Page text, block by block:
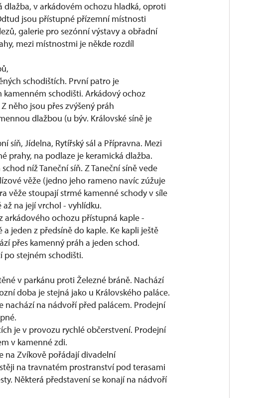
v arkádovém ochozu hladká, oproti
jsou přístupné přízemní místnosti
galerie pro sezónní výstavy a obřadní
mezi místnostmi je někde rozdíl
schodištích. První patro je
schodišti. Arkádový ochoz
něho jsou přes zvýšený práh
dlažbou (u býv. Královské síně je
síň, Jídelna, Rytířský sál a Přípravna. Mezi
prahy, na podlaze je keramická dlažba.
níž Taneční síň. Z Taneční síně vede
věže (jedno jeho rameno navíc zúžuje
věže stoupají strmé kamenné schody v síle
na její vrchol - vyhlídku.
arkádového ochozu přístupná kaple -
jeden z předsíně do kaple. Ke kapli ještě
přes kamenný práh a jeden schod.
po stejném schodišti.
v parkánu proti Železné bráně. Nachází
doba je stejná jako u Královského paláce.
nachází na nádvoří před palácem. Prodejní
je v provozu rychlé občerstvení. Prodejní
v kamenné zdi.
na Zvíkově pořádají divadelní
na travnatém prostranství pod terasami
Některá představení se konají na nádvoří